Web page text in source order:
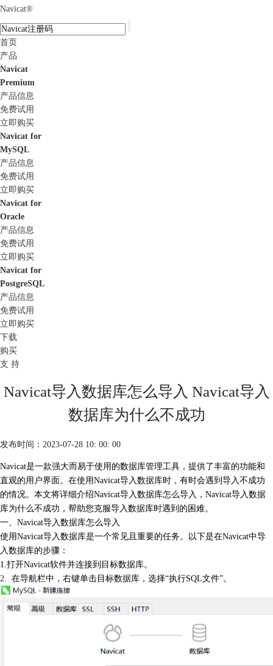
Navicat®
首页
产品
Navicat
Premium
产品信息
免费试用
立即购买
Navicat for
MySQL
产品信息
免费试用
立即购买
Navicat for
Oracle
产品信息
免费试用
立即购买
Navicat for
PostgreSQL
产品信息
免费试用
立即购买
下载
购买
支 持
Navicat导入数据库怎么导入 Navicat导入
数据库为什么不成功
发布时间：2023-07-28 10: 00: 00
Navicat是一款强大而易于使用的数据库管理工具，提供了丰富的功能和
直观的用户界面。在使用Navicat导入数据库时，有时会遇到导入不成功
的情况。本文将详细介绍Navicat导入数据库怎么导入，Navicat导入数据
库为什么不成功，帮助您克服导入数据库时遇到的困难。
一、Navicat导入数据库怎么导入
使用Navicat导入数据库是一个常见且重要的任务。以下是在Navicat中导
入数据库的步骤：
1.打开Navicat软件并连接到目标数据库。
2. 在导航栏中，右键单击目标数据库，选择“执行SQL文件”。